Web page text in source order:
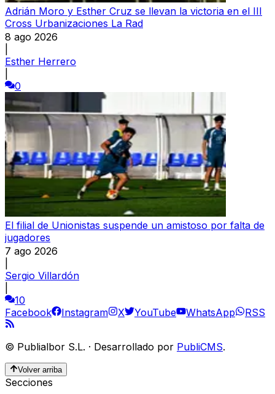
Adrián Moro y Esther Cruz se llevan la victoria en el III
Cross Urbanizaciones La Rad
8 ago 2026
Esther Herrero
0
El filial de Unionistas suspende un amistoso por falta de
jugadores
7 ago 2026
Sergio Villardón
10
Facebook
Instagram X YouTube WhatsApp RSS
© Publialbor S.L. · Desarrollado por PubliCMS.
Volver arriba
Secciones